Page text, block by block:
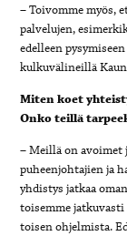
– Toivomme myös,
palvelujen,
edelleen
kulkuvälineillä
Miten koet
Onko teillä
– Meillä on
puheenjohtajien ja
yhdistys jatkaa
toisemme
toisen ohjelmista.